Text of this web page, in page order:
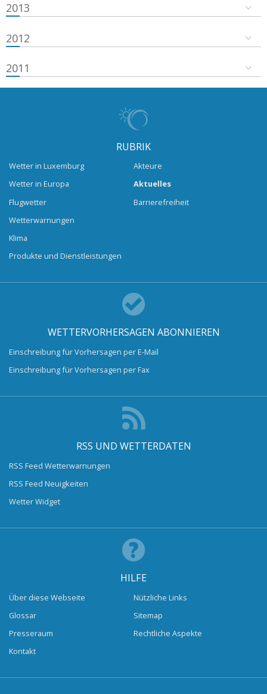
2013
2012
2011
RUBRIK
Wetter in Luxemburg
Wetter in Europa
Flugwetter
Wetterwarnungen
Klima
Produkte und Dienstleistungen
Akteure
Aktuelles
Barrierefreiheit
WETTERVORHERSAGEN ABONNIEREN
Einschreibung für Vorhersagen per E-Mail
Einschreibung für Vorhersagen per Fax
RSS UND WETTERDATEN
RSS Feed Wetterwarnungen
RSS Feed Neuigkeiten
Wetter Widget
HILFE
Über diese Webseite
Glossar
Presseraum
Kontakt
Nützliche Links
Sitemap
Rechtliche Aspekte